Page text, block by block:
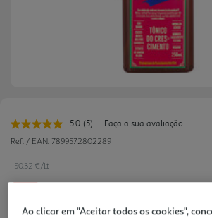
5.0 Leu
5
a
página.
(5)
Faça a sua avaliação
Ref. / EAN: 7899572802289
50.32 €/Lt
Ao clicar em "Aceitar todos os cookies",